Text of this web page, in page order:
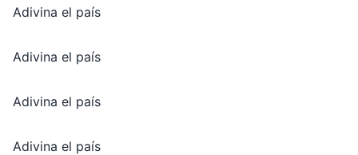
Adivina el país
Adivina el país
Adivina el país
Adivina el país